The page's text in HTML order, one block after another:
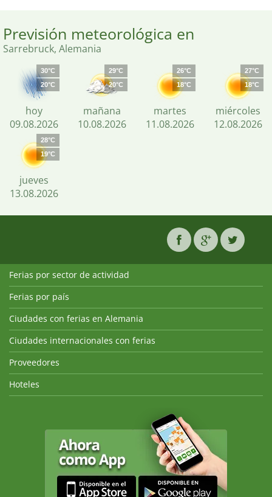
Previsión meteorológica en
Sarrebruck, Alemania
30°C
20°C
hoy
09.08.2026
29°C
20°C
mañana
10.08.2026
26°C
18°C
martes
11.08.2026
27°C
18°C
miércoles
12.08.2026
28°C
19°C
jueves
13.08.2026
Ferias por sector de actividad
Ferias por país
Ciudades con ferias en Alemania
Ciudades internacionales con ferias
Proveedores
Hoteles